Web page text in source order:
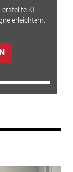
erstellte KI-
erleichtern.